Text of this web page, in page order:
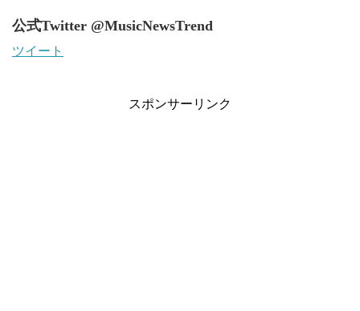
公式Twitter @MusicNewsTrend
ツイート
スポンサーリンク